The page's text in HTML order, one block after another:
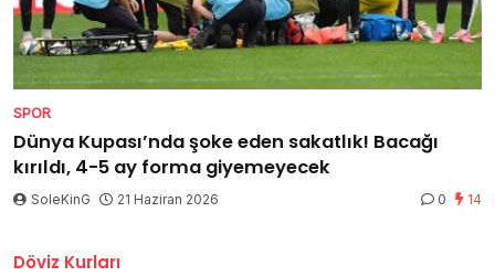
SPOR
Dünya Kupası’nda şoke eden sakatlık! Bacağı
kırıldı, 4-5 ay forma giyemeyecek
SoleKinG 21 Haziran 2026 0 14
Döviz Kurları